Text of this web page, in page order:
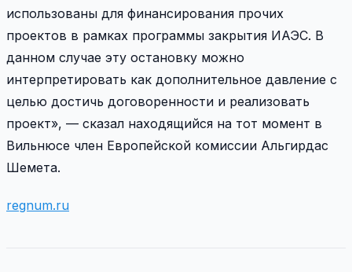
использованы для финансирования прочих
проектов в рамках программы закрытия ИАЭС. В
данном случае эту остановку можно
интерпретировать как дополнительное давление с
целью достичь договоренности и реализовать
проект», — сказал находящийся на тот момент в
Вильнюсе член Европейской комиссии Альгирдас
Шемета.
regnum.ru